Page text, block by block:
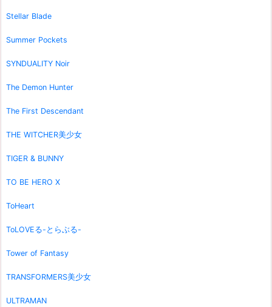
Stellar Blade
Summer Pockets
SYNDUALITY Noir
The Demon Hunter
The First Descendant
THE WITCHER美少女
TIGER & BUNNY
TO BE HERO X
ToHeart
ToLOVEる-とらぶる-
Tower of Fantasy
TRANSFORMERS美少女
ULTRAMAN